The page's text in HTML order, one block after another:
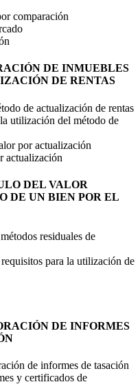
comparación
DE INMUEBLES
DE RENTAS
de actualización de rentas
utilización del método de
por actualización
actualización
DEL VALOR
DE UN BIEN POR EL
residuales de
para la utilización de
DE INFORMES
de informes de tasación
y certificados de